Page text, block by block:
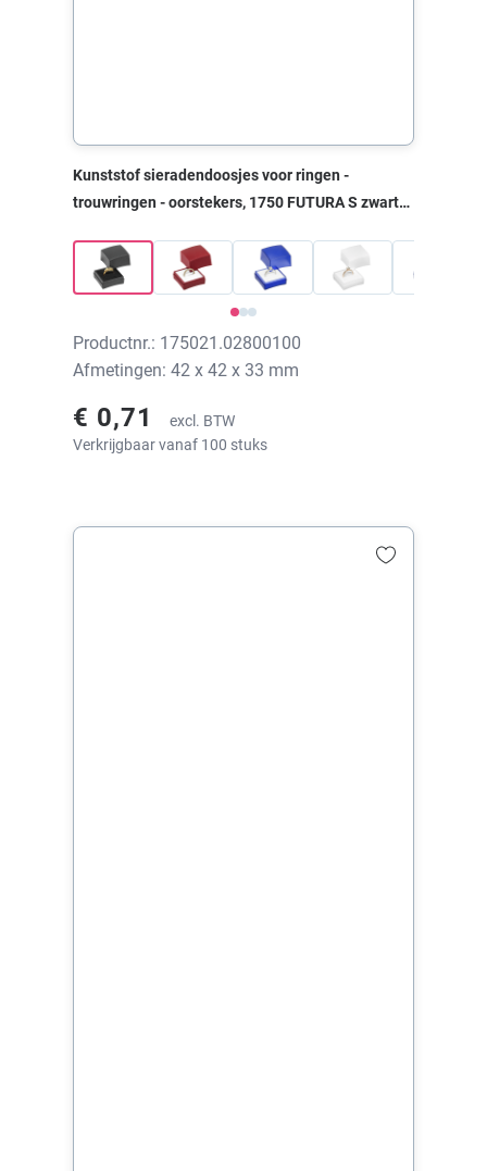
Kunststof sieradendoosjes voor ringen -
trouwringen - oorstekers, 1750 FUTURA S zwarte
Productnr.: 175021.02800100
Afmetingen: 42 x 42 x 33 mm
€ 0,71
excl. BTW
Verkrijgbaar vanaf 100 stuks